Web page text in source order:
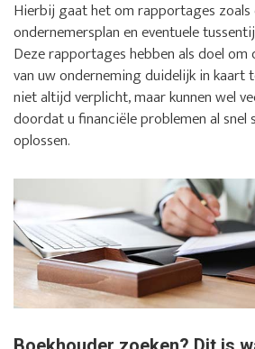
Hierbij gaat het om rapportages zoals
ondernemersplan en eventuele
Deze rapportages hebben als doel om
van uw onderneming duidelijk in kaart
niet altijd verplicht, maar kunnen wel
doordat u financiële problemen al snel
oplossen.